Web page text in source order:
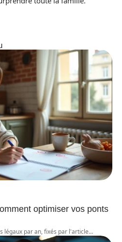
optimiser vos ponts
légaux par an, fixés par l'article…